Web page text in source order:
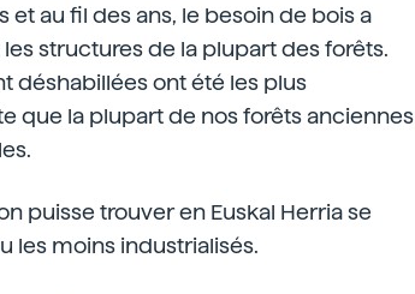
au fil des ans, le besoin de bois a
structures de la plupart des forêts.
déshabillées ont été les plus
que la plupart de nos forêts anciennes
puisse trouver en Euskal Herria se
les moins industrialisés.